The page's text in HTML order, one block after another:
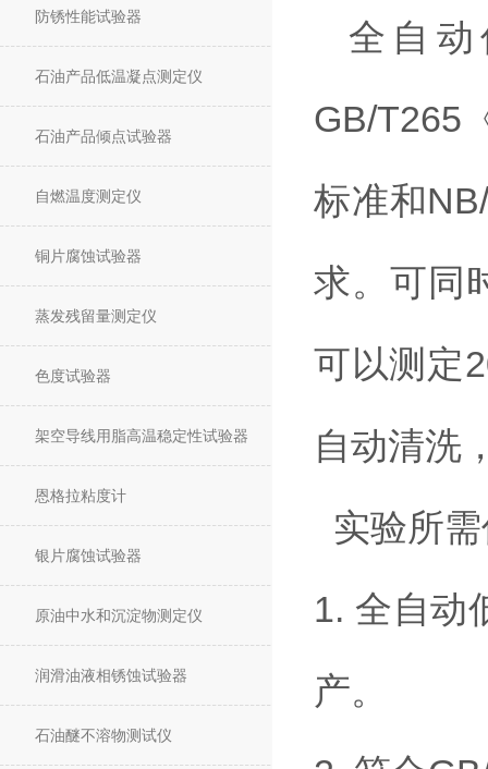
防锈性能试验器
石油产品低温凝点测定仪
石油产品倾点试验器
自燃温度测定仪
铜片腐蚀试验器
蒸发残留量测定仪
色度试验器
架空导线用脂高温稳定性试验器
恩格拉粘度计
银片腐蚀试验器
原油中水和沉淀物测定仪
润滑油液相锈蚀试验器
石油醚不溶物测试仪
全自
GB/T265
标准和
求。可同
可以测定
自动清洗
实验所
1. 全自动
产。